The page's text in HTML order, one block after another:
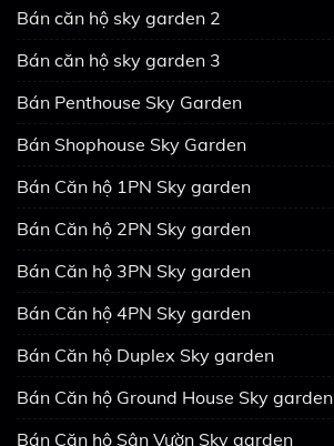
Bán căn hộ sky garden 2
Bán căn hộ sky garden 3
Bán Penthouse Sky Garden
Bán Shophouse Sky Garden
Bán Căn hộ 1PN Sky garden
Bán Căn hộ 2PN Sky garden
Bán Căn hộ 3PN Sky garden
Bán Căn hộ 4PN Sky garden
Bán Căn hộ Duplex Sky garden
Bán Căn hộ Ground House Sky garden
Bán Căn hộ Sân Vườn Sky garden